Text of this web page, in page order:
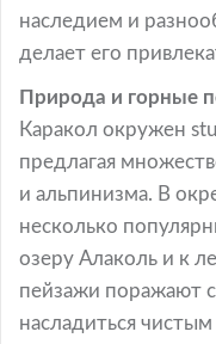
наследием и
делает его
Природа и горные
Каракол окружен
предлагая
и альпинизма. В
несколько
озеру Алаколь и к
пейзажи поражают
насладиться